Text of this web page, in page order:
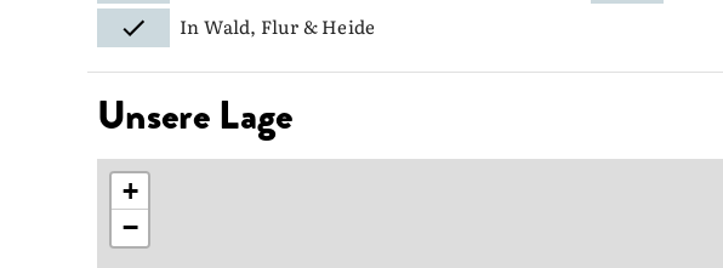
In Wald, Flur & Heide
Unsere Lage
+
−